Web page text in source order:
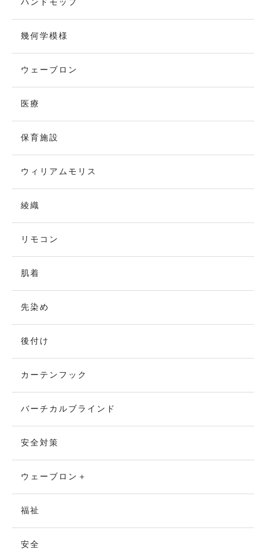
ハンドモップ
幾何学模様
ウェーブロン
医療
保育施設
ウィリアムモリス
綾織
リモコン
肌着
先染め
後付け
カーテンフック
バーチカルブラインド
安全対策
ウェーブロン＋
福祉
安全